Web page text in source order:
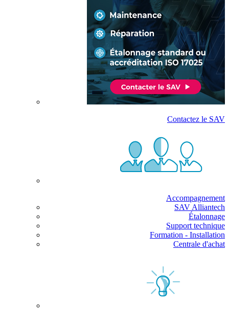
Contactez le SAV
Accompagnement
SAV Alliantech
Étalonnage
Support technique
Formation - Installation
Centrale d'achat